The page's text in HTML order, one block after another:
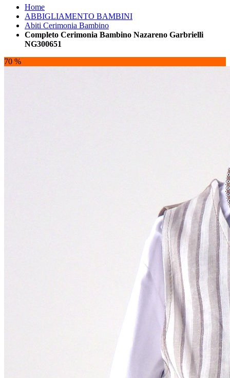
Home
ABBIGLIAMENTO BAMBINI
Abiti Cerimonia Bambino
Completo Cerimonia Bambino Nazareno Garbrielli
NG300651
70 %